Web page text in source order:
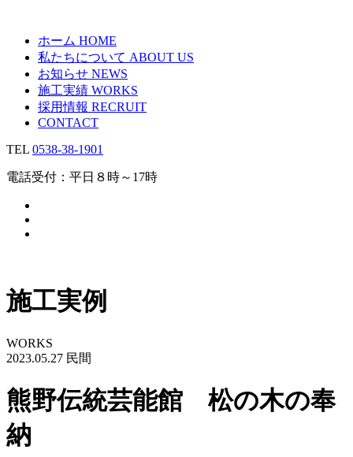
ホーム HOME
私たちについて ABOUT US
お知らせ NEWS
施工実績 WORKS
採用情報 RECRUIT
CONTACT
TEL 0538-38-1901
電話受付：平日８時～17時
施工実例
WORKS
2023.05.27 民間
熊野伝統芸能館 松の木の奉
納